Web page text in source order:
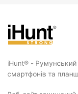
iHunt® -
смартфонів та